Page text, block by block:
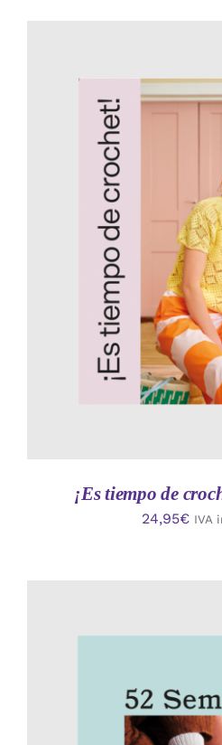
AÑADIR AL
DETALLES
¡Es tiempo de
24,95€ IVA